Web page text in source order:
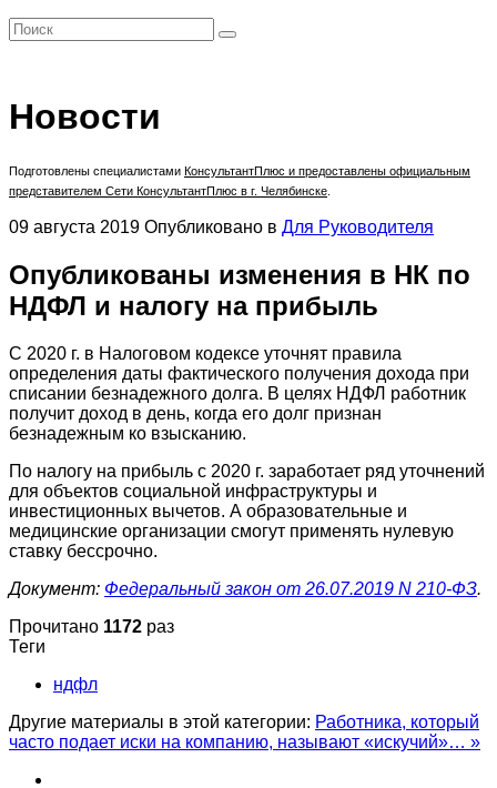
Новости
Подготовлены специалистами КонсультантПлюс и предоставлены официальным
представителем Сети КонсультантПлюс в г. Челябинске
09 августа 2019 Опубликовано в Для Руководителя
Опубликованы изменения в НК по
НДФЛ и налогу на прибыль
С 2020 г. в Налоговом кодексе уточнят правила
определения даты фактического получения дохода при
списании безнадежного долга. В целях НДФЛ работник
получит доход в день, когда его долг признан
безнадежным ко взысканию.
По налогу на прибыль с 2020 г. заработает ряд уточнений
для объектов социальной инфраструктуры и
инвестиционных вычетов. А образовательные и
медицинские организации смогут применять нулевую
ставку бессрочно.
Документ: Федеральный закон от 26.07.2019 N 210-ФЗ.
Прочитано 1172 раз
Теги
ндфл
Другие материалы в этой категории: Работника, который
часто подает иски на компанию, называют «искучий»… »